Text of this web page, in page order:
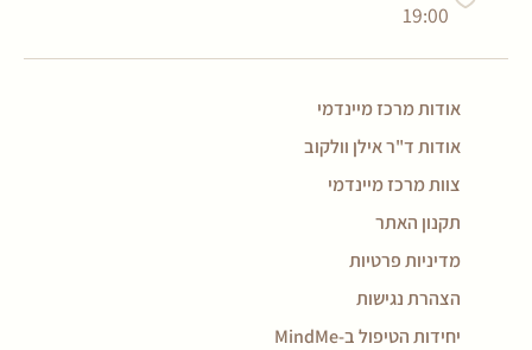
19:00
אודות מרכז מיינדמי
אודות ד"ר אילן וולקוב
צוות מרכז מיינדמי
תקנון האתר
מדיניות פרטיות
הצהרת נגישות
יחידות הטיפול ב-MindMe